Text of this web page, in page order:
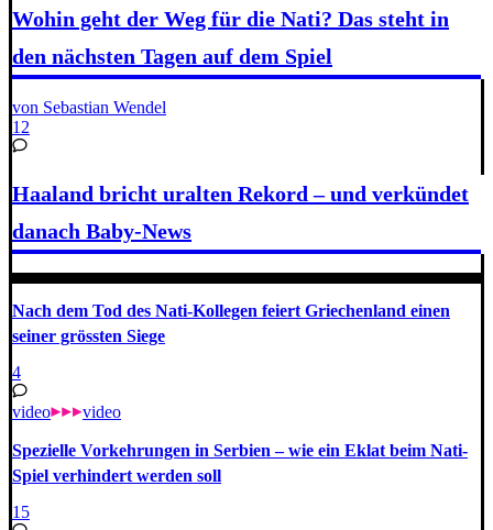
Wohin geht der Weg für die Nati? Das steht in
den nächsten Tagen auf dem Spiel
von Sebastian Wendel
12
Haaland bricht uralten Rekord – und verkündet
danach Baby-News
Nach dem Tod des Nati-Kollegen feiert Griechenland einen
seiner grössten Siege
4
video video
Spezielle Vorkehrungen in Serbien – wie ein Eklat beim Nati-
Spiel verhindert werden soll
15